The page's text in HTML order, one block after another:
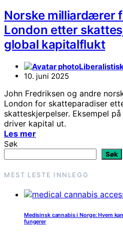
Norske milliardærer
London etter
global kapitalflukt
10. juni 2025
John Fredriksen og andre
London for skatteparadiser
skatteskjerpelser. Eksempel
driver kapital ut.
Les mer
Søk
Søk
MEST LESTE INNLEGG
Medisinsk cannabis i Norge: Hvem
fungerer